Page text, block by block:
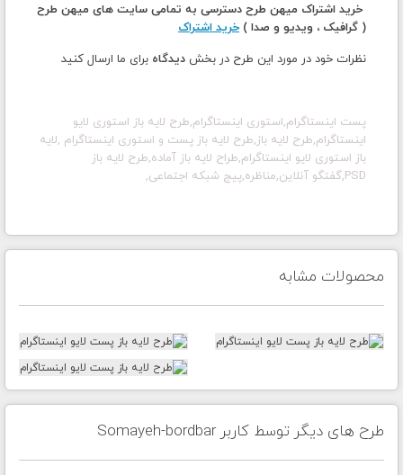
خرید اشتراک میهن طرح دسترسی به تمامی سایت های میهن طرح
( گرافیک ، ویدیو و صدا ) خرید اشتراک
نظرات خود در مورد این طرح در بخش دیدگاه برای ما ارسال کنید
پست اینستاگرام,استوری اینستاگرام,طرح لایه باز استوری لایو
اینستاگرام,طرح لایه باز,طرح لایه باز پست و استوری اینستاگرام ,لایه
باز استوری لایو اینستاگرام,طراح لایه باز آماده,طرح لایه باز
PSD,گفتگو آنلاین,مناظره,پیج شبکه اجتماعی,
محصولات مشابه
طرح های دیگر توسط کاربر Somayeh-bordbar